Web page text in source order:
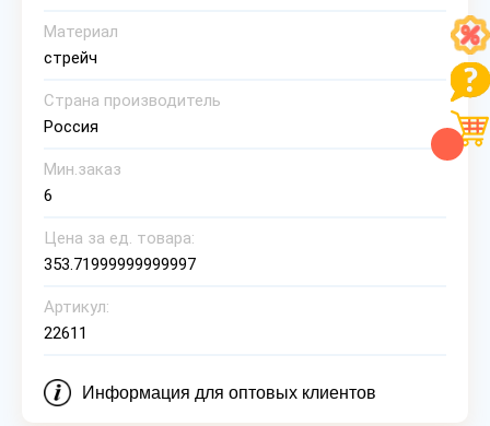
Материал
стрейч
Страна производитель
Россия
Мин.заказ
6
Цена за ед. товара:
353.71999999999997
Артикул:
22611
Информация для оптовых клиентов